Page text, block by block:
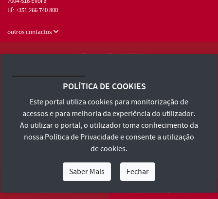
tlf: +351 266 740 800
outros contactos
Consulte os Termos e Condições e Política de Privacidade
Declaração de Acessibilidade
POLÍTICA DE COOKIES
Este portal utiliza cookies para monitorização de
acessos e para melhoria da experiência do utilizador.
Ao utilizar o portal, o utilizador toma conhecimento da
nossa Política de Privacidadee consente a utilização
de cookies.
Saber Mais Fechar